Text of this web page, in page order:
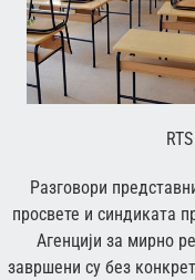
RTS
Разговори
просвете и синдиката
Агенцији за мирно
завршени су без